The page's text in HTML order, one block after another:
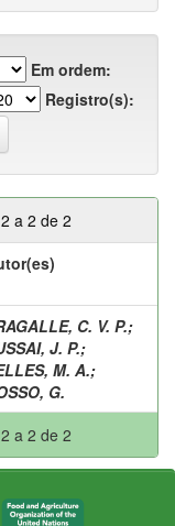
Em ordem:
Registro(s):
a 2 de 2
C. V. P.;
J. P.;
M. A.;
G.
a 2 de 2